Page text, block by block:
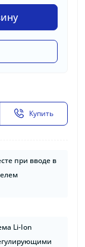
Купить
при вводе в
Li-Ion